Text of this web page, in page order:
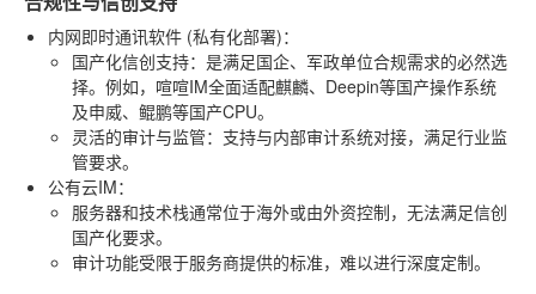
内网即时通讯软件 (私有化部署)：
国产化信创支持：是满足国企、军政单位合规需求的必然选
择。例如，喧喧IM全面适配麒麟、Deepin等国产操作系统
及申威、鲲鹏等国产CPU。
灵活的审计与监管：支持与内部审计系统对接，满足行业监
管要求。
公有云IM：
服务器和技术栈通常位于海外或由外资控制，无法满足信创
国产化要求。
审计功能受限于服务商提供的标准，难以进行深度定制。